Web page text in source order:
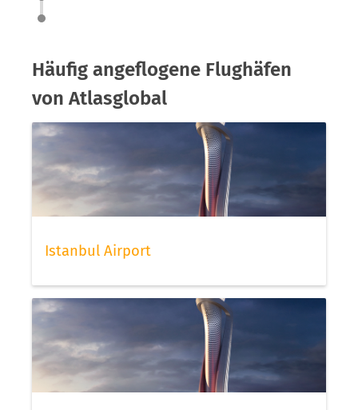
Häufig angeflogene Flughäfen
von Atlasglobal
Istanbul Airport